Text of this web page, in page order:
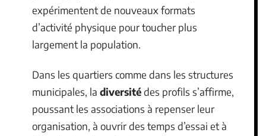
expérimentent de nouveaux formats
d’activité physique pour toucher plus
largement la population.
Dans les quartiers comme dans les structures
municipales, la diversitédes profils s’affirme,
poussant les associations à repenser leur
organisation, à ouvrir des temps d’essai et à